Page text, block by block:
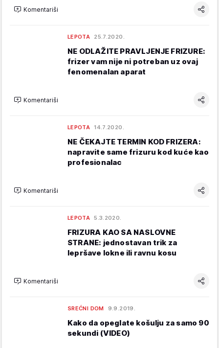
Komentariši
LEPOTA 25.7.2020.
NE ODLAŽITE PRAVLJENJE FRIZURE:
frizer vam nije ni potreban uz ovaj
fenomenalan aparat
Komentariši
LEPOTA 14.7.2020.
NE ČEKAJTE TERMIN KOD FRIZERA:
napravite same frizuru kod kuće kao
profesionalac
Komentariši
LEPOTA 5.3.2020.
FRIZURA KAO SA NASLOVNE
STRANE: jednostavan trik za
lepršave lokne ili ravnu kosu
Komentariši
SREĆNI DOM 9.9.2019.
Kako da opeglate košulju za samo 90
sekundi (VIDEO)